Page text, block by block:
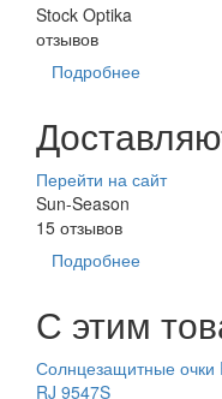
Stock Optika
отзывов
Подробнее
Перейти на сайт
Sun-Season
15 отзывов
Подробнее
С этим
Солнцезащитные очки
RJ 9547S